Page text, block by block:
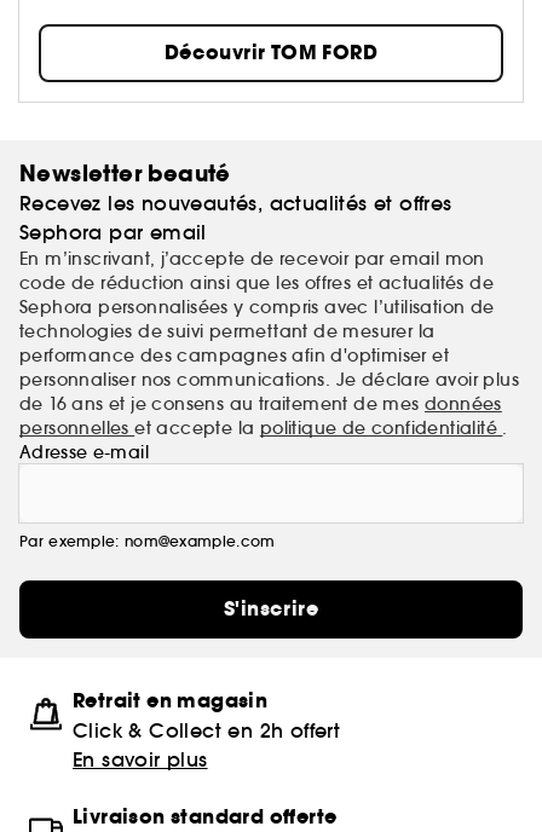
Découvrir TOM FORD
Newsletter beauté
Recevez les nouveautés, actualités et offres
Sephora par email
En m’inscrivant, j’accepte de recevoir par email mon
code de réduction ainsi que les offres et actualités de
Sephora personnalisées y compris avec l’utilisation de
technologies de suivi permettant de mesurer la
performance des campagnes afin d'optimiser et
personnaliser nos communications. Je déclare avoir plus
de 16 ans et je consens au traitement de mes données
personnelleset accepte la politique de confidentialité .
Adresse e-mail
Par exemple: nom@example.com
S'inscrire
Retrait en magasin
Click & Collect en 2h offert
En savoir plus
Livraison standard offerte